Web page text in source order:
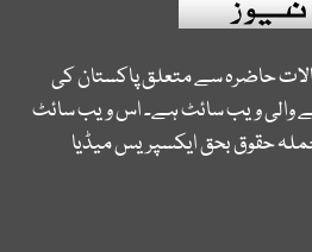
حاضرہ سے متعلق پاکستان کی
والی ویب سائٹ ہے۔ اس ویب سائٹ
حقوق بحق ایکسپریس میڈیا